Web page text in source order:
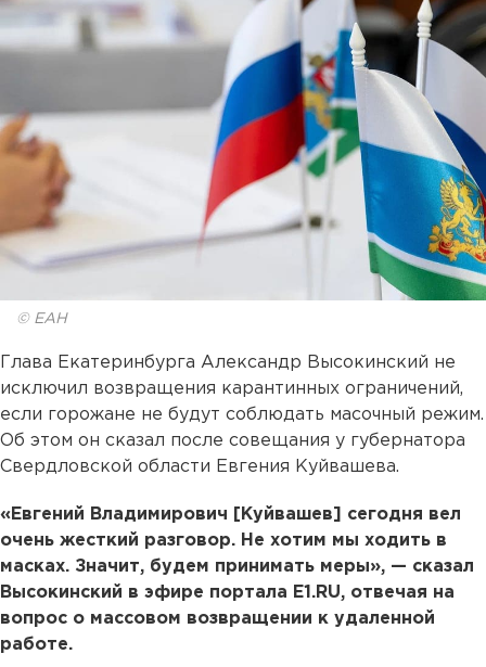
© ЕАН
Глава Екатеринбурга Александр Высокинский не
исключил возвращения карантинных ограничений,
если горожане не будут соблюдать масочный режим.
Об этом он сказал после совещания у губернатора
Свердловской области Евгения Куйвашева.
«Евгений Владимирович [Куйвашев] сегодня вел
очень жесткий разговор. Не хотим мы ходить в
масках. Значит, будем принимать меры», — сказал
Высокинский в эфире портала Е1.RU, отвечая на
вопрос о массовом возвращении к удаленной
работе.